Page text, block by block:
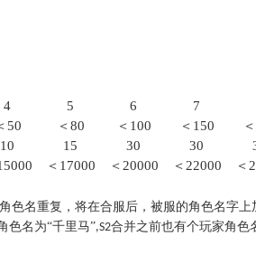
4 5 6 7
50 ＜80 ＜100 ＜150
10 15 30 30
＜17000 ＜20000 ＜22000 ＜
名重复，将在合服后，被服的角色名字上
色名为“千里马”,S2合并之前也有个玩家角色